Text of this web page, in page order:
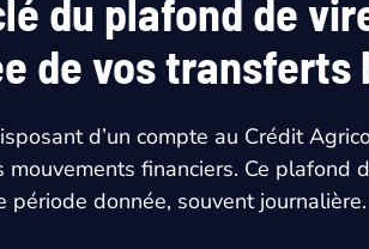
du plafond de
de vos transferts
d’un compte au Crédit
mouvements financiers. Ce
période donnée, souvent